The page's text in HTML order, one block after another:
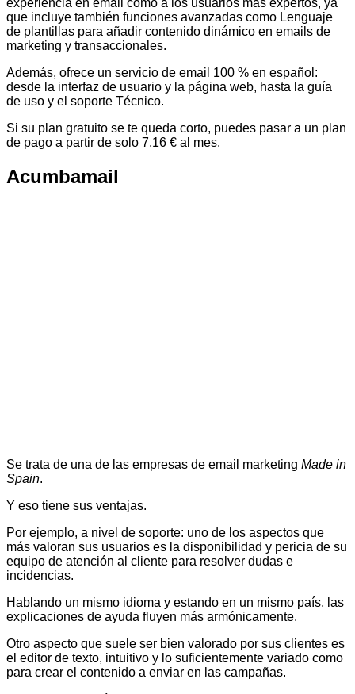
que incluye también funciones avanzadas como Lenguaje
de plantillas para añadir contenido dinámico en emails de
marketing y transaccionales.
Además, ofrece un servicio de email 100 % en español:
desde la interfaz de usuario y la página web, hasta la guía
de uso y el soporte Técnico.
Si su plan gratuito se te queda corto, puedes pasar a un plan
de pago a partir de solo 7,16 € al mes.
Acumbamail
Se trata de una de las empresas de email marketing Made in
Spain.
Y eso tiene sus ventajas.
Por ejemplo, a nivel de soporte: uno de los aspectos que
más valoran sus usuarios es la disponibilidad y pericia de su
equipo de atención al cliente para resolver dudas e
incidencias.
Hablando un mismo idioma y estando en un mismo país, las
explicaciones de ayuda fluyen más armónicamente.
Otro aspecto que suele ser bien valorado por sus clientes es
el editor de texto, intuitivo y lo suficientemente variado como
para crear el contenido a enviar en las campañas.